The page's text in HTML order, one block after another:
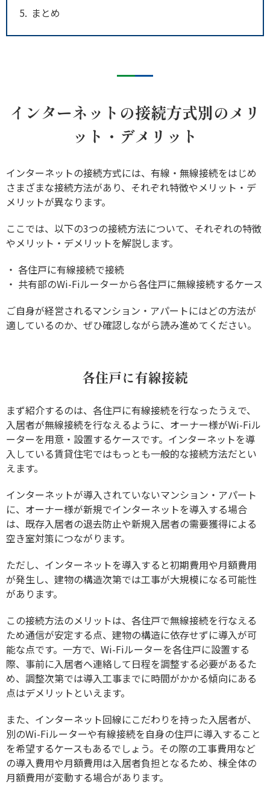
5
まとめ
インターネットの接続方式別のメリ
ット・デメリット
インターネットの接続方式には、有線・無線接続をはじめ
さまざまな接続方法があり、それぞれ特徴やメリット・デ
メリットが異なります。
ここでは、以下の3つの接続方法について、それぞれの特徴
やメリット・デメリットを解説します。
・ 各住戸に有線接続で接続
・ 共有部のWi-Fiルーターから各住戸に無線接続するケース
ご自身が経営されるマンション・アパートにはどの方法が
適しているのか、ぜひ確認しながら読み進めてください。
各住戸に有線接続
まず紹介するのは、各住戸に有線接続を行なったうえで、
入居者が無線接続を行なえるように、オーナー様がWi-Fiル
ーターを用意・設置するケースです。インターネットを導
入している賃貸住宅ではもっとも一般的な接続方法だとい
えます。
インターネットが導入されていないマンション・アパート
に、オーナー様が新規でインターネットを導入する場合
は、既存入居者の退去防止や新規入居者の需要獲得による
空き室対策につながります。
ただし、インターネットを導入すると初期費用や月額費用
が発生し、建物の構造次第では工事が大規模になる可能性
があります。
この接続方法のメリットは、各住戸で無線接続を行なえる
ため通信が安定する点、建物の構造に依存せずに導入が可
能な点です。一方で、Wi-Fiルーターを各住戸に設置する
際、事前に入居者へ連絡して日程を調整する必要があるた
め、調整次第では導入工事までに時間がかかる傾向にある
点はデメリットといえます。
また、インターネット回線にこだわりを持った入居者が、
別のWi-Fiルーターや有線接続を自身の住戸に導入すること
を希望するケースもあるでしょう。その際の工事費用など
の導入費用や月額費用は入居者負担となるため、棟全体の
月額費用が変動する場合があります。